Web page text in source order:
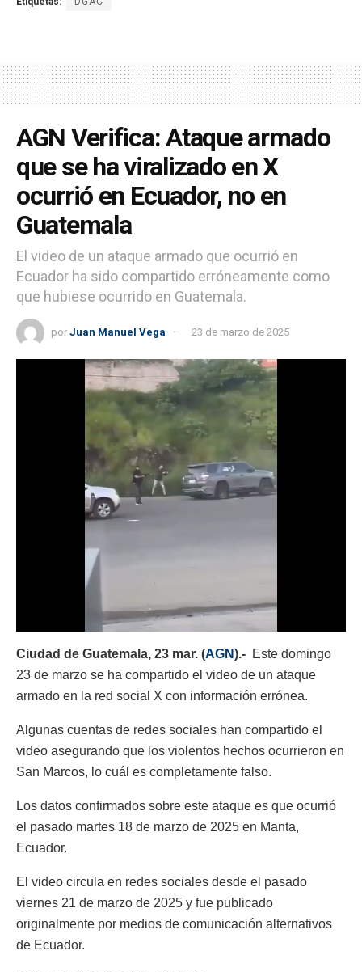
AGN Verifica: Ataque armado
que se ha viralizado en X
ocurrió en Ecuador, no en
Guatemala
El video de un ataque armado que ocurrió en
Ecuador ha sido compartido erróneamente como
que hubiese ocurrido en Guatemala.
por Juan Manuel Vega 23 de marzo de 2025
Ciudad de Guatemala, 23 mar. (AGN).- Este domingo
23 de marzo se ha compartido el video de un ataque
armado en la red social X con información errónea.
Algunas cuentas de redes sociales han compartido el
video asegurando que los violentos hechos ocurrieron en
San Marcos, lo cuál es completamente falso.
Los datos confirmados sobre este ataque es que ocurrió
el pasado martes 18 de marzo de 2025 en Manta,
Ecuador.
El video circula en redes sociales desde el pasado
viernes 21 de marzo de 2025 y fue publicado
originalmente por medios de comunicación alternativos
de Ecuador.